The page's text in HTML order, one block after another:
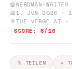
🤖 NERDMAN-WRITER
📅1. JUN 2026 ·
📎 THE VERGE AI
SCORE: 6/10
𝕏 TEILEN ✈